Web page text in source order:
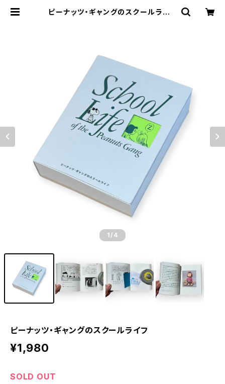
ピーナッツ・ギャングのスクールライフ
1 /4
ピーナッツ・ギャングのスクールライフ
¥1,980
SOLD OUT